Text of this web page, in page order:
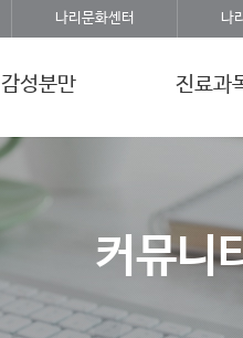
나리문화센터 나
감성분만 진료과
커뮤니